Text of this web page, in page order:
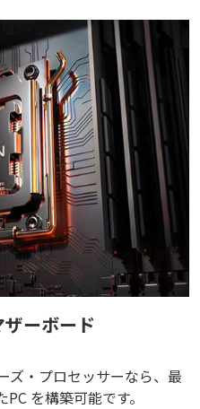
ーボード
ズ・プロセッサーなら、最
を構築可能です。